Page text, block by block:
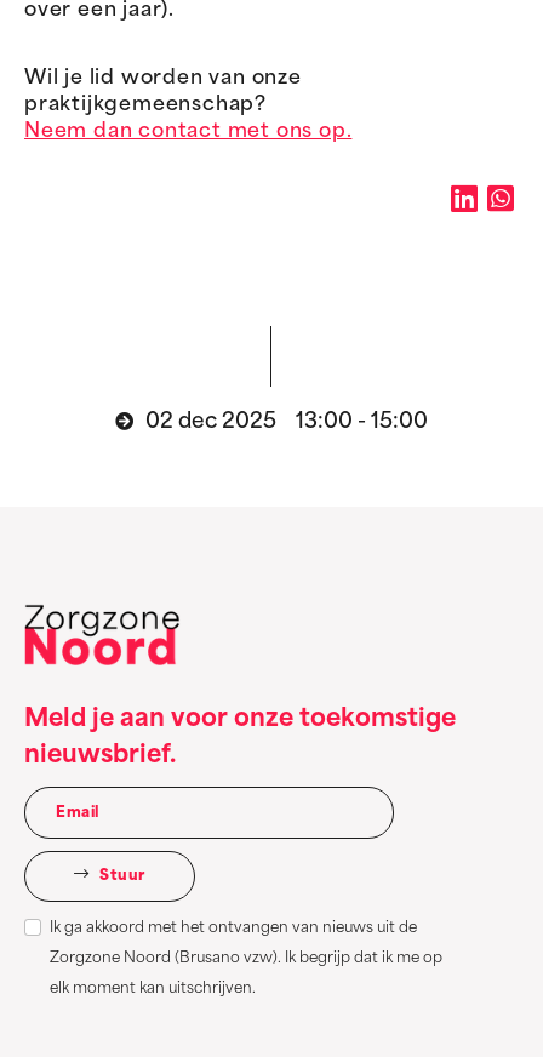
over een jaar).
Wil je lid worden van onze
praktijkgemeenschap?
Neem dan contact met ons op.
02 dec 2025 13:00 - 15:00
Meld je aan voor onze toekomstige
nieuwsbrief.
Stuur
Ik ga akkoord met het ontvangen van nieuws uit de
Zorgzone Noord (Brusano vzw). Ik begrijp dat ik me op
elk moment kan uitschrijven.